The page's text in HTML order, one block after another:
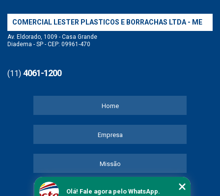
COMERCIAL LESTER PLASTICOS E BORRACHAS LTDA - ME
Av. Eldorado, 1009 - Casa Grande
Diadema - SP - CEP: 09961-470
(11) 4061-1200
Home
Empresa
Missão
Serviços
Olá! Fale agora pelo WhatsApp.